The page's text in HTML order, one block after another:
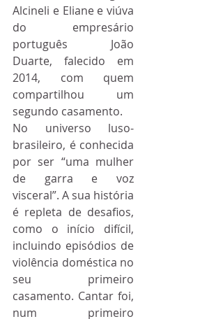
Alcineli e Eliane e viúva
do empresário
português João
Duarte, falecido em
2014, com quem
compartilhou um
segundo casamento.
No universo luso-
brasileiro, é conhecida
por ser “uma mulher
de garra e voz
visceral”. A sua história
é repleta de desafios,
como o início difícil,
incluindo episódios de
violência doméstica no
seu primeiro
casamento. Cantar foi,
num primeiro